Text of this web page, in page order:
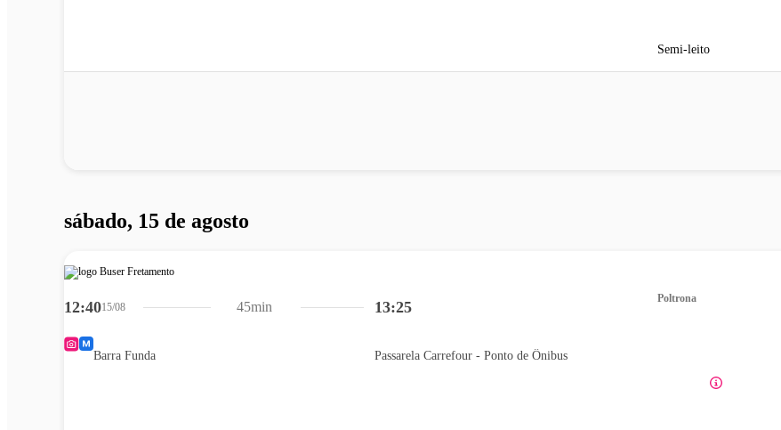
Semi-leito
sábado, 15 de agosto
12:4015/08
Barra Funda
13:25
Passarela Carrefour - Ponto de Ônibus
45min
Poltrona